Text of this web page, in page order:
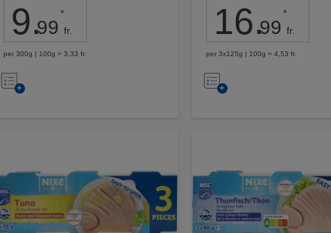
9.99
*
fr.
per 300g | 100g = 3,33 fr.
Nell’elenco
16.99
*
fr.
per 3x125g | 100g = 4,53 fr.
Nell’elenco